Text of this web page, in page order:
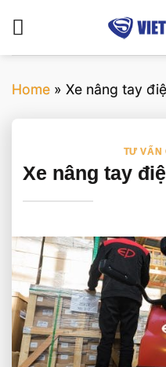
qua
nội
Home » Xe nâng tay
TƯ VẤN
Xe nâng tay